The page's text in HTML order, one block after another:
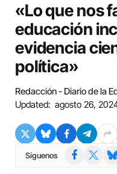
«Lo que nos
educación
evidencia
política»
Redacción - Diario de la
Updated: agosto 26,
Síguenos Facebook